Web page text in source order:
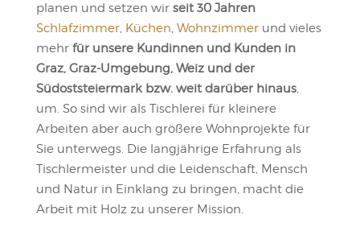
planen und setzen wir seit 30 Jahren
Schlafzimmer, Küchen, Wohnzimmerund vieles
mehr für unsere Kundinnen und Kunden in
Graz, Graz-Umgebung, Weiz und der
Südoststeiermark bzw. weit darüber hinaus,
um. So sind wir als Tischlerei für kleinere
Arbeiten aber auch größere Wohnprojekte für
Sie unterwegs. Die langjährige Erfahrung als
Tischlermeister und die Leidenschaft, Mensch
und Natur in Einklang zu bringen, macht die
Arbeit mit Holz zu unserer Mission.